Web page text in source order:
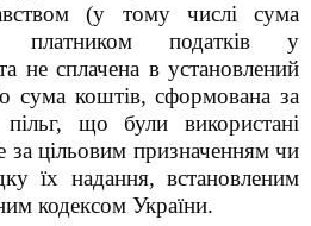
(у тому числі сума
платником податків у
не сплачена в установлений
сума коштів, сформована за
що були використані
за цільовим призначенням чи
їх надання, встановленим
кодексом України.